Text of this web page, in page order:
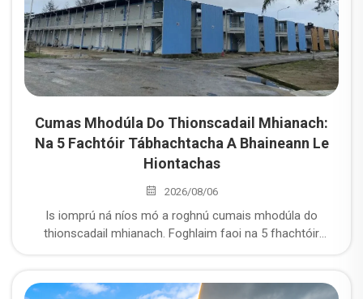
Cumas Mhodúla Do Thionscadail Mhianach:
Na 5 Fachtóir Tábhachtacha A Bhaineann Le
Hiontachas
2026/08/06
Is iomprú ná níos mó a roghnú cumais mhodúla do
thionscadail mhianach. Foghlaim faoi na 5 fhachtóir
thionscadal mianach i gceantar fhaide.